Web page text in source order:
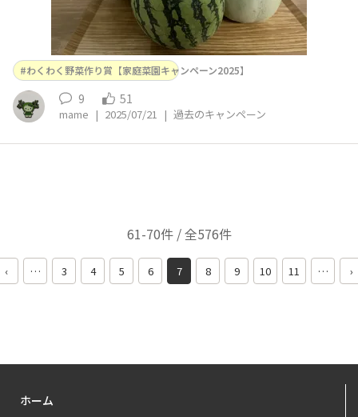
わくわく野菜作り賞【家庭菜園キャンペーン2025】
9 51
mame | 2025/07/21 | 過去のキャンペーン
61-70件 / 全576件
‹ … 3 4 5 6 7 8 9 10 11 … ›
ホーム